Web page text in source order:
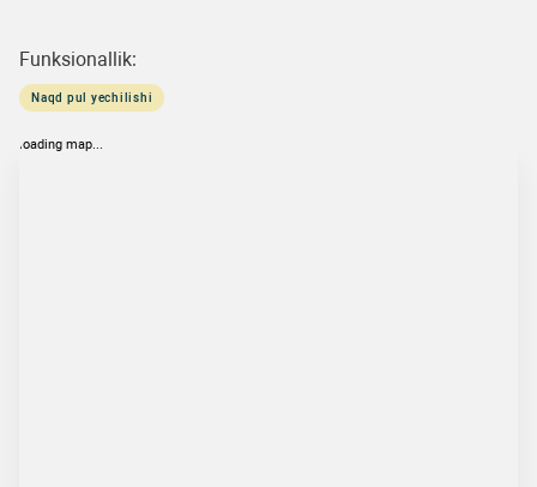
Funksionallik:
Naqd pul yechilishi
loading map...